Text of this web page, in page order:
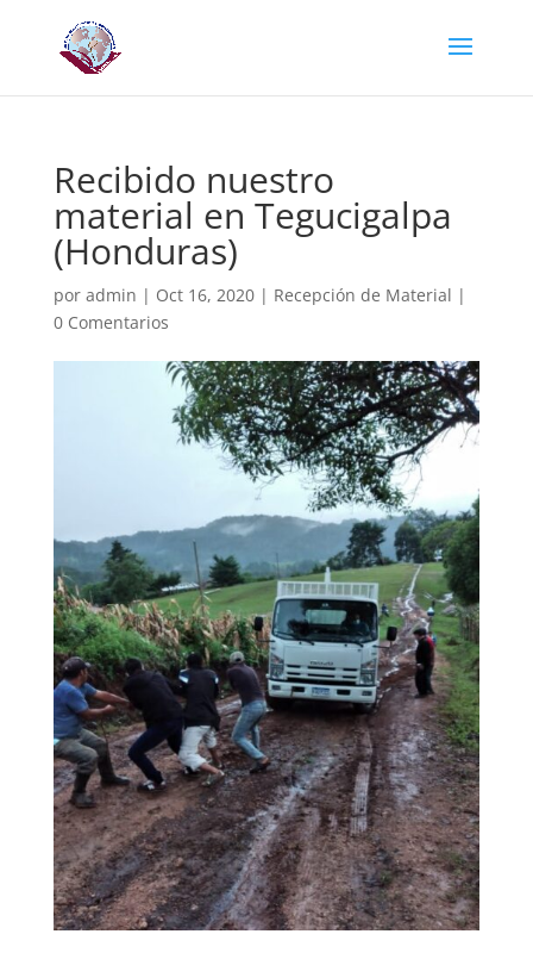
Recibido nuestro
material en Tegucigalpa
(Honduras)
por admin | Oct 16, 2020| Recepción de Material |
0 Comentarios